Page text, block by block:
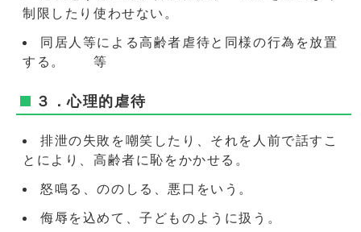
制限したり使わせない。
同居人等による高齢者虐待と同様の行為を放置
する。 等
３．心理的虐待
排泄の失敗を嘲笑したり、それを人前で話すこ
とにより、高齢者に恥をかかせる。
怒鳴る、ののしる、悪口をいう。
侮辱を込めて、子どものように扱う。